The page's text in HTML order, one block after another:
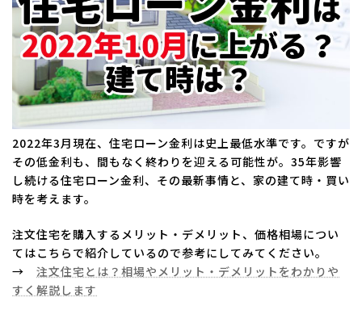
2022年3月現在、住宅ローン金利は史上最低水準です。ですが
その低金利も、間もなく終わりを迎える可能性が。35年影響
し続ける住宅ローン金利、その最新事情と、家の建て時・買い
時を考えます。
注文住宅を購入するメリット・デメリット、価格相場につい
てはこちらで紹介しているので参考にしてみてください。
→ 注文住宅とは？相場やメリット・デメリットをわかりや
すく解説します